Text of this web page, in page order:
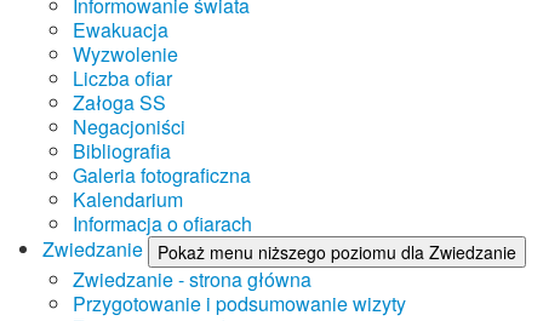
Ewakuacja
Wyzwolenie
Liczba ofiar
Załoga SS
Negacjoniści
Bibliografia
Galeria fotograficzna
Kalendarium
Informacja o ofiarach
Zwiedzanie
Pokaż menu niższego poziomu dla Zwiedzanie
Zwiedzanie - strona główna
Przygotowanie i podsumowanie wizyty